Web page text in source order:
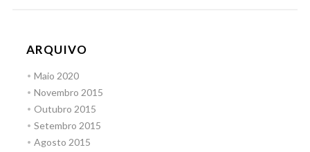
ARQUIVO
Maio 2020
Novembro 2015
Outubro 2015
Setembro 2015
Agosto 2015